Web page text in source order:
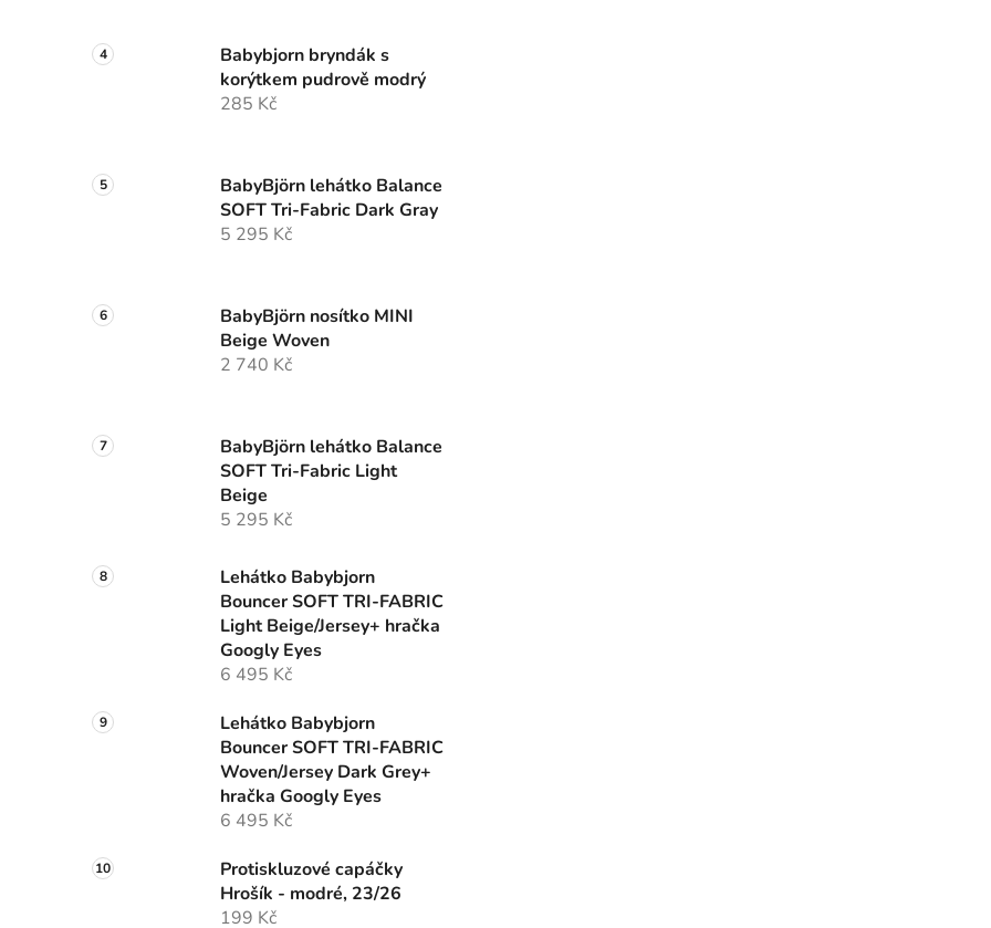
Babybjorn bryndák s
korýtkem pudrově modrý
285 Kč
BabyBjörn lehátko Balance
SOFT Tri-Fabric Dark Gray
5 295 Kč
BabyBjörn nosítko MINI
Beige Woven
2 740 Kč
BabyBjörn lehátko Balance
SOFT Tri-Fabric Light
Beige
5 295 Kč
Lehátko Babybjorn
Bouncer SOFT TRI-FABRIC
Light Beige/Jersey+ hračka
Googly Eyes
6 495 Kč
Lehátko Babybjorn
Bouncer SOFT TRI-FABRIC
Woven/Jersey Dark Grey+
hračka Googly Eyes
6 495 Kč
Protiskluzové capáčky
Hrošík - modré, 23/26
199 Kč